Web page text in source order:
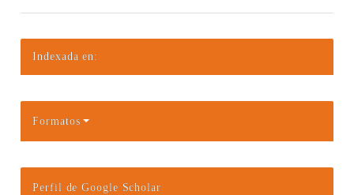
Indexada en:
Formatos
Perfil de Google Scholar